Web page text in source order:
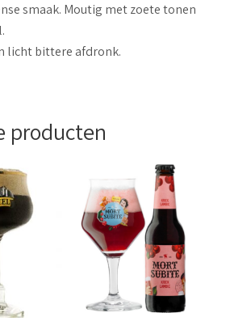
smaak. Moutig met zoete tonen
licht bittere afdronk.
producten